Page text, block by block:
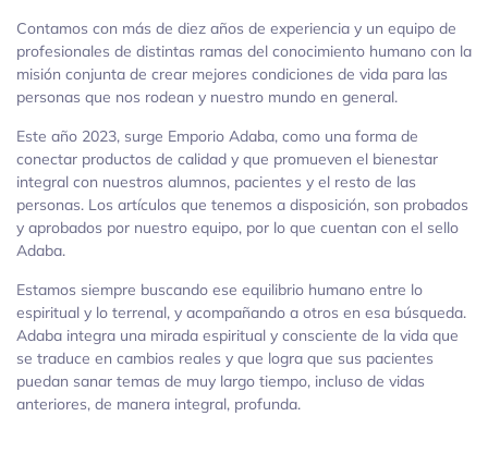
Contamos con más de diez años de experiencia y un equipo de
profesionales de distintas ramas del conocimiento humano con la
misión conjunta de crear mejores condiciones de vida para las
personas que nos rodean y nuestro mundo en general.
Este año 2023, surge Emporio Adaba, como una forma de
conectar productos de calidad y que promueven el bienestar
integral con nuestros alumnos, pacientes y el resto de las
personas. Los artículos que tenemos a disposición, son probados
y aprobados por nuestro equipo, por lo que cuentan con el sello
Adaba.
Estamos siempre buscando ese equilibrio humano entre lo
espiritual y lo terrenal, y acompañando a otros en esa búsqueda.
Adaba integra una mirada espiritual y consciente de la vida que
se traduce en cambios reales y que logra que sus pacientes
puedan sanar temas de muy largo tiempo, incluso de vidas
anteriores, de manera integral, profunda.